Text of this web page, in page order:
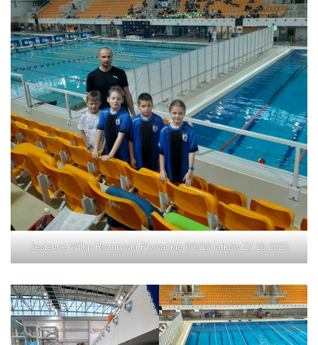
Jesienne Wilkp Rozgrywki Pływackie 8/9/10 latków 27.10.2023